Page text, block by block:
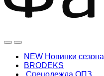
NEW Новинки сезона
BRODEKS
Спецодежда ОПЗ